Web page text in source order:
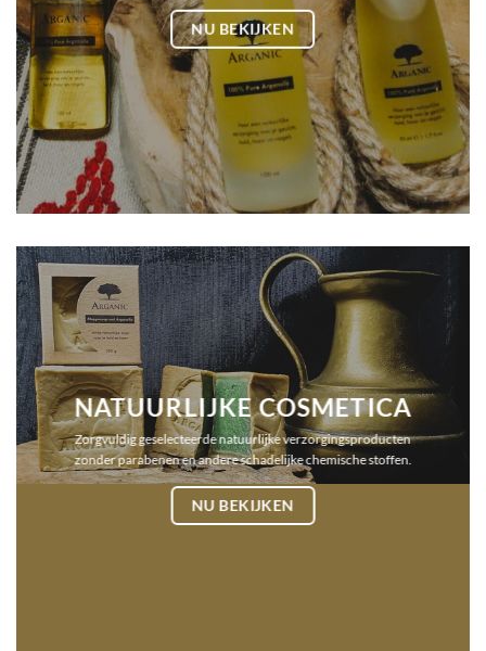
NU BEKIJKEN
NATUURLIJKE COSMETICA
Zorgvuldig geselecteerde natuurlijke verzorgingsproducten
zonder parabenen en andere schadelijke chemische stoffen.
NU BEKIJKEN